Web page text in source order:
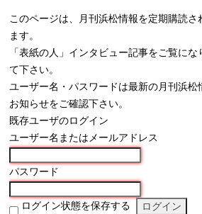
このページは、月刊浜松情報を定期購読さ
ます。
「表紙の人」インタビュー記事をご覧に
て下さい。
ユーザー名・パスワードは最新の月刊浜松
お知らせをご確認下さい。
既存ユーザのログイン
ユーザー名またはメールアドレス
パスワード
ログイン状態を保存する